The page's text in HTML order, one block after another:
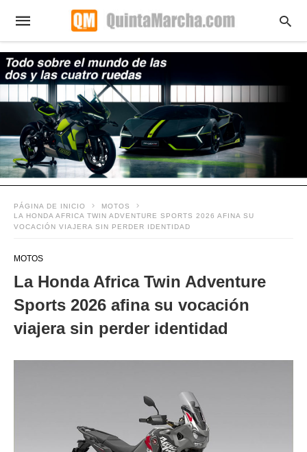
PÁGINA DE INICIO
MOTOS
LA HONDA AFRICA TWIN ADVENTURE SPORTS 2026 AFINA SU
VOCACIÓN VIAJERA SIN PERDER IDENTIDAD
MOTOS
La Honda Africa Twin Adventure
Sports 2026 afina su vocación
viajera sin perder identidad